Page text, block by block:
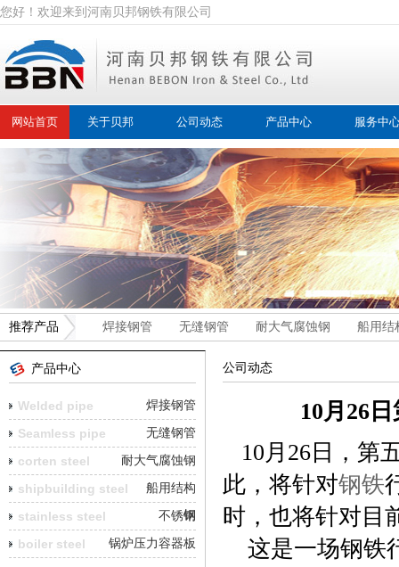
您好！欢迎来到河南贝邦钢铁有限公司
网站首页 关于贝邦 公司动态 产品中心 服务中
推荐产品 焊接钢管 无缝钢管 耐大气腐蚀钢 船用结
产品中心
Welded pipe 焊接钢管
Seamless pipe 无缝钢管
corten steel 耐大气腐蚀钢
shipbuilding steel
船用结构
钢
stainless steel 不锈钢
boiler steel 锅炉压力容器板
公司动态
10月26
10月26日，第
此，将针对钢铁
时，也将针对目
这是一场钢铁